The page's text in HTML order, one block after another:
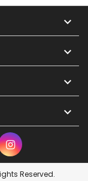




Reserved.